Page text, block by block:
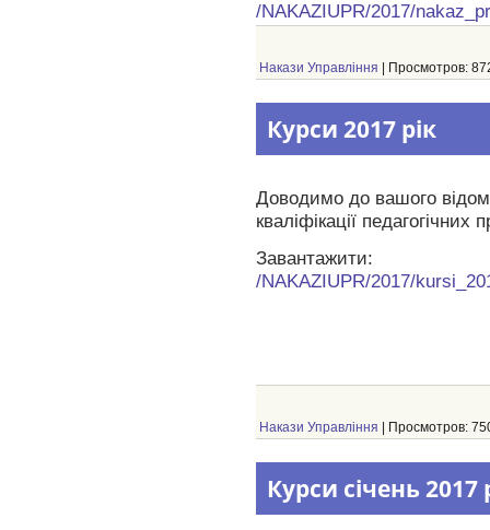
/NAKAZIUPR/2017/
Накази Управління | Просмотров:
Курси 2017 рік
Доводимо до вашого
кваліфікації педагогічних
Завантажити:
/NAKAZIUPR/2017/
Накази Управління | Просмотров:
Курси січень 2017